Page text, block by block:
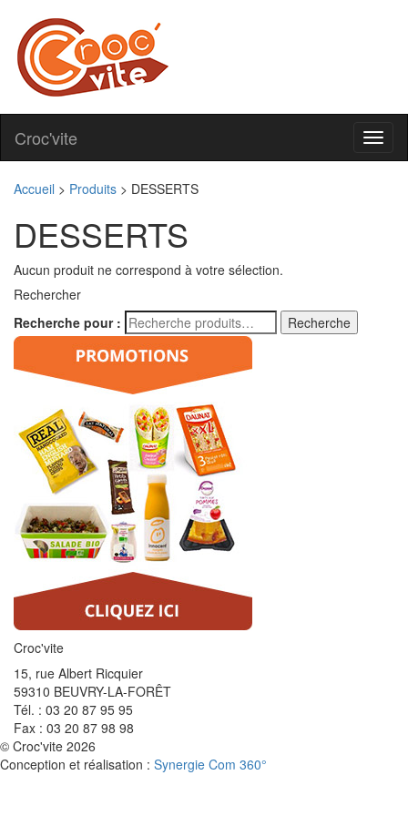
Croc'vite
Accueil > Produits > DESSERTS
DESSERTS
Aucun produit ne correspond à votre sélection.
Rechercher
Recherche pour :
Croc'vite
15, rue Albert Ricquier
59310 BEUVRY-LA-FORÊT
Tél. : 03 20 87 95 95
Fax : 03 20 87 98 98
© Croc'vite 2026
Conception et réalisation : Synergie Com 360°